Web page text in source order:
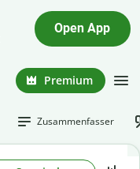
Open App
Premium
Zusammenfasser